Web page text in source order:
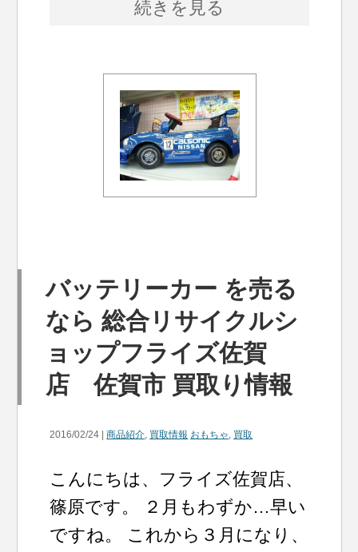
続きを見る
バッテリーカー を売る
なら 総合リサイクルシ
ョップフライズ佐賀
店 佐賀市 買取り情報
2016/02/24 |商品紹介, 買取情報 おもちゃ, 買取
こんにちは、フライズ佐賀店、
篠原です。 ２月もわずか…早い
ですね。 これから３月になり、